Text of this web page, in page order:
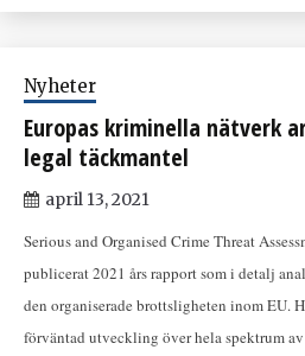
Nyheter
Europas kriminella nätverk
legal täckmantel
april 13, 2021
Serious and Organised Crime Threat
publicerat 2021 års rapport som i detalj
den organiserade brottsligheten inom EU.
förväntad utveckling över hela spektrum